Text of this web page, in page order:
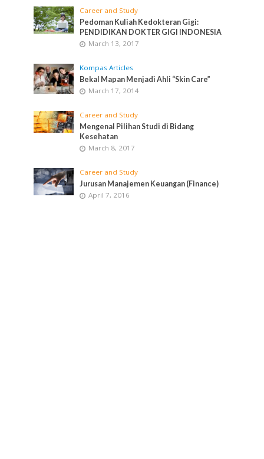
Career and Study
Pedoman Kuliah Kedokteran Gigi:
PENDIDIKAN DOKTER GIGI INDONESIA
March 13, 2017
Kompas Articles
Bekal Mapan Menjadi Ahli “Skin Care”
March 17, 2014
Career and Study
Mengenal Pilihan Studi di Bidang
Kesehatan
March 8, 2017
Career and Study
Jurusan Manajemen Keuangan (Finance)
April 7, 2016